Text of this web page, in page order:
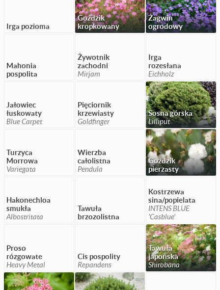
Irga pozioma
Goździk
kropkowany
Żagwin
ogrodowy
Mahonia
pospolita
Żywotnik
zachodni
Mirjam
Irga
rozesłana
Eichholz
Jałowiec
łuskowaty
Blue Carpet
Pięciornik
krzewiasty
Goldfinger
Sosna górska
Lilliput
Turzyca
Morrowa
Variegata
Wierzba
całolistna
Pendula
Goździk
pierzasty
Hakonechloa
smukła
Albostritata
Tawuła
brzozolistna
Kostrzewa
sina/popielata
INTENS BLUE
'Casblue'
Proso
rózgowate
Heavy Metal
Cis pospolity
Repandens
Tawuła
japońska
Shirobana